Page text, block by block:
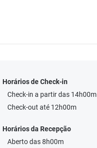
Horários de Check-in
Check-in a partir das 14h00m
Check-out até 12h00m
Horários da Recepção
Aberto das 8h00m